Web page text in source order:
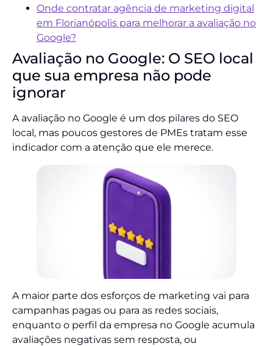
Onde contratar agência de marketing digital
em Florianópolis para melhorar a avaliação no
Google?
Avaliação no Google: O SEO local
que sua empresa não pode
ignorar
A avaliação no Google é um dos pilares do SEO
local, mas poucos gestores de PMEs tratam esse
indicador com a atenção que ele merece.
A maior parte dos esforços de marketing vai para
campanhas pagas ou para as redes sociais,
enquanto o perfil da empresa no Google acumula
avaliações negativas sem resposta, ou